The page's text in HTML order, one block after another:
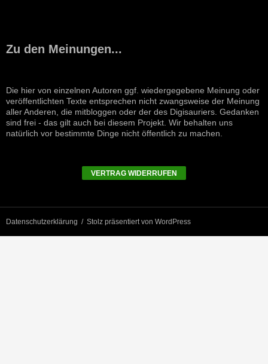
Zu den Meinungen...
Die hier von einzelnen Autoren ggf. wiedergegebene Meinung oder
veröffentlichten Texte entsprechen nicht zwangsweise der Meinung
aller Anderen, die mitbloggen oder der des Digisauriers. Gedanken
sind frei - das gilt auch bei diesem Projekt. Wir behalten uns
natürlich vor bestimmte Dinge nicht öffentlich zu machen.
VERTRAG WIDERRUFEN
Datenschutzerklärung Stolz präsentiert von WordPress